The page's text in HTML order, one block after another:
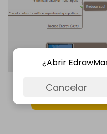
¿Abrir
Cancelar